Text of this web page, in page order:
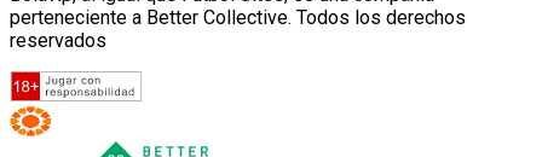
perteneciente a Better Collective. Todos los derechos
reservados